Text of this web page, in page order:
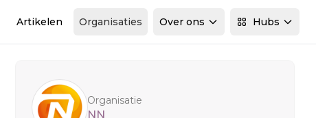
Artikelen Organisaties Over ons Hubs
Organisatie
NN